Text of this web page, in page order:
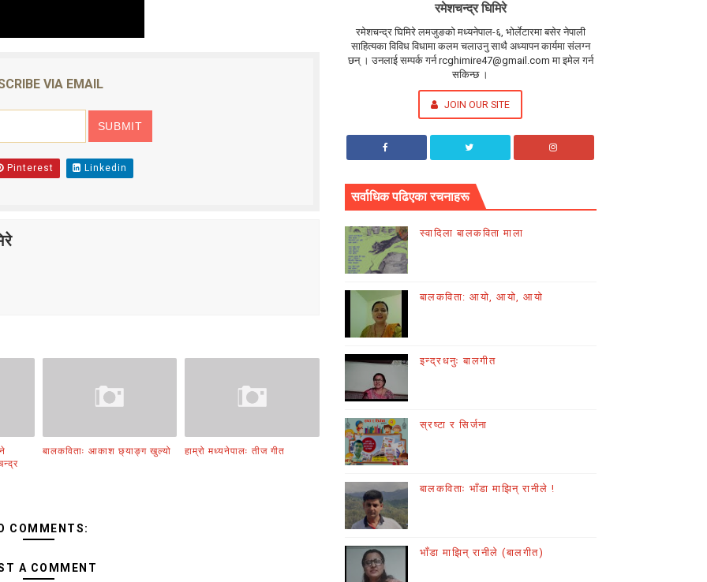
VIA EMAIL
Pinterest Linkedin
बालकविताः आकाश छ्याङ्ग खुल्यो हाम्रो मध्यनेपालः तीज गीत
COMMENTS:
A COMMENT
रमेशचन्द्र घिमिरे
रमेशचन्द्र घिमिरे लमजुङको मध्यनेपाल-६, भोर्लेटारमा बसेर नेपाली
साहित्यका विविध विधामा कलम चलाउनु साथै अध्यापन कार्यमा संलग्न
छन् । उनलाई सम्पर्क गर्न rcghimire47@gmail.com मा इमेल गर्न
सकिन्छ ।
JOIN OUR SITE
सर्वाधिक पढिएका रचनाहरू
स्वादिला बालकविता माला
बालकविता: आयो, आयो, आयो
इन्द्रधनुः बालगीत
स्रष्टा र सिर्जना
बालकविताः भाँडा माझिन् रानीले !
भाँडा माझिन् रानीले (बालगीत)